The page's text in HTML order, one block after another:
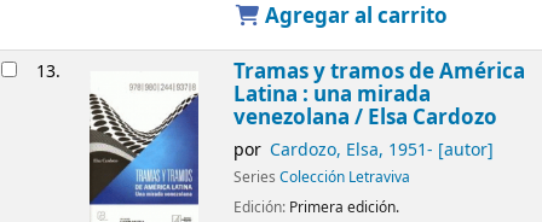
Agregar al carrito
13. Tramas y tramos de América
Latina : una mirada
venezolana / Elsa Cardozo
por Cardozo, Elsa, 1951- [autor]
Series Colección Letraviva
Edición: Primera edición.